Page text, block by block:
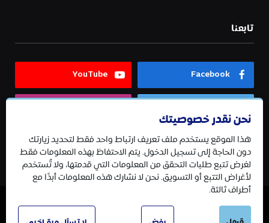
تابعنا
Facebook
YouTube
Telegram
نحن نقدر خصوصيتك
هذا الموقع يستخدم ملف تعريف ارتباط واحد فقط لتحديد زيارتك
دون الحاجة إلى تسجيل الدخول. يتم الاحتفاظ بهذه المعلومات فقط
لغرض تتبع طلبات التحقق من المعلومات التي قدمتها، ولا تُستخدم
لأغراض التتبع أو التسويق. نحن لا نشارك هذه المعلومات أبدًا مع
أطراف ثالثة.